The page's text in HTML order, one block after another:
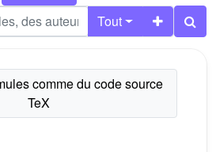
Tout